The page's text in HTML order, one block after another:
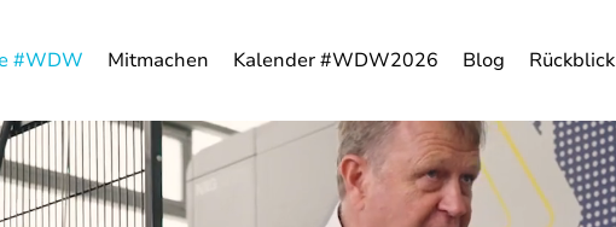
#WDW Mitmachen Kalender #WDW2026 Blog Rückblick